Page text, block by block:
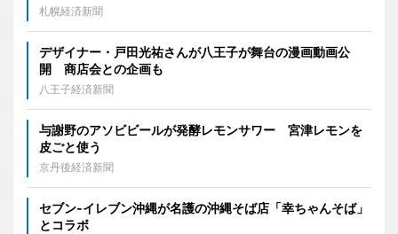
札幌経済新聞
デザイナー・戸田光祐さんが八王子が舞台の漫画動画公
開 商店会との企画も
八王子経済新聞
与謝野のアソビビールが発酵レモンサワー 宮津レモンを
皮ごと使う
京丹後経済新聞
セブン‐イレブン沖縄が名護の沖縄そば店「幸ちゃんそば」
とコラボ